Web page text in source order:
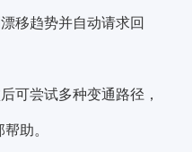
移趋势并自动请求回
可尝试多种变通路径，
助。